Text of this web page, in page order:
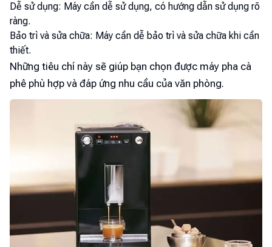
Dễ sử dụng: Máy cần dễ sử dụng, có hướng dẫn sử dụng rõ
ràng.
Bảo trì và sửa chữa: Máy cần dễ bảo trì và sửa chữa khi cần
thiết.
Những tiêu chí này sẽ giúp bạn chọn được máy pha cà
phê phù hợp và đáp ứng nhu cầu của văn phòng.